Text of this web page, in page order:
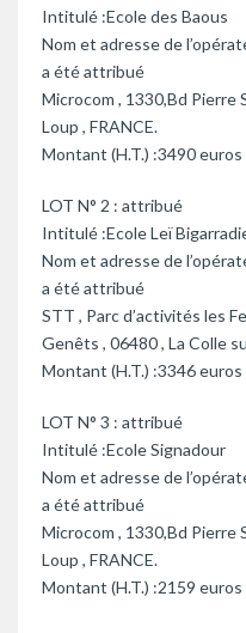
Intitulé :Ecole des Baous
Nom et adresse de
a été attribué
Microcom , 1330,Bd Pierre
Loup , FRANCE.
Montant (H.T.) :3490 euros
LOT N° 2 : attribué
Intitulé :Ecole Leï
Nom et adresse de
a été attribué
STT , Parc d’activités les
Genêts , 06480 , La Colle
Montant (H.T.) :3346 euros
LOT N° 3 : attribué
Intitulé :Ecole Signadour
Nom et adresse de
a été attribué
Microcom , 1330,Bd Pierre
Loup , FRANCE.
Montant (H.T.) :2159 euros